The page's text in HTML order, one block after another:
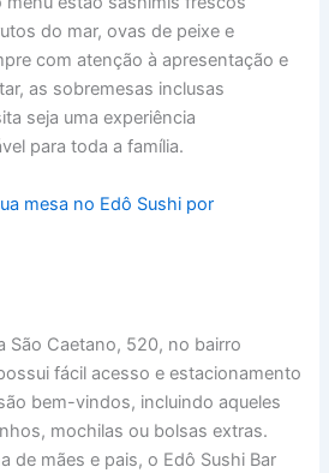
do mar, ovas de peixe e
com atenção à apresentação e
as sobremesas inclusas
seja uma experiência
para toda a família.
mesa no Edô Sushi por
São Caetano, 520, no bairro
fácil acesso e estacionamento
bem-vindos, incluindo aqueles
mochilas ou bolsas extras.
de mães e pais, o Edô Sushi Bar